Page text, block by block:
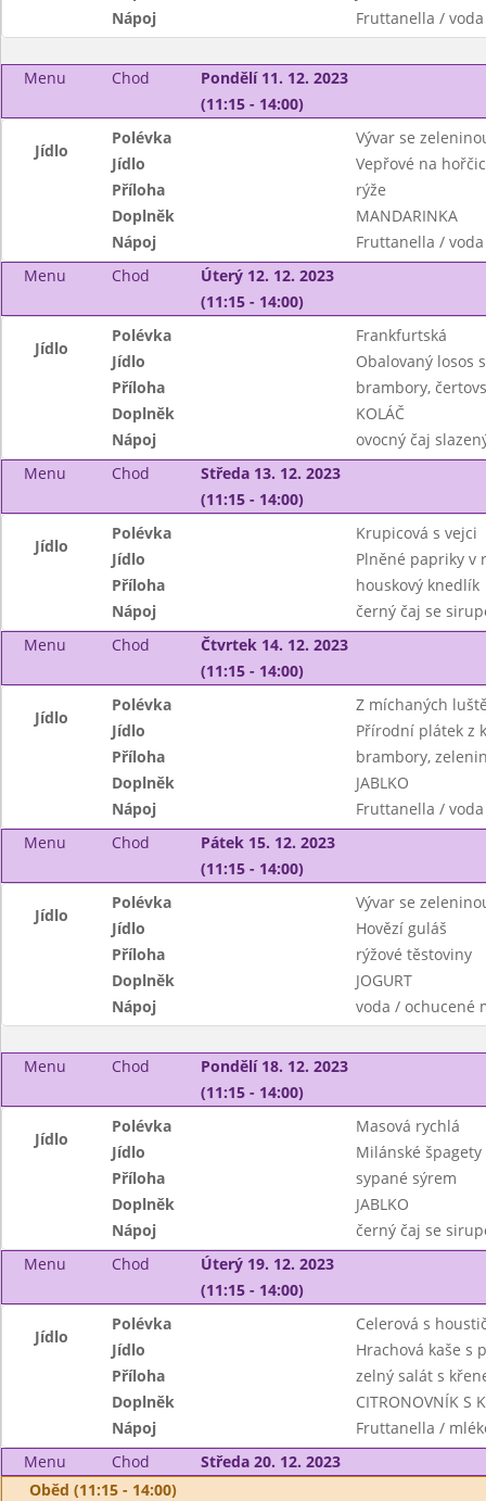
Nápoj
Fruttanella / voda
Menu Chod
Pondělí 11. 12. 2023
(11:15 - 14:00)
Jídlo
Polévka
Vývar se
Jídlo
Vepřové na
Příloha
rýže
Doplněk
MANDARINKA
Nápoj
Fruttanella / voda
Menu
Chod
Úterý 12. 12. 2023
(11:15 - 14:00)
Jídlo
Polévka
Frankfurtská
Jídlo
Obalovaný losos
Příloha
brambory,
Doplněk
KOLÁČ
Nápoj
ovocný čaj
Menu
Chod
Středa 13. 12. 2023
(11:15 - 14:00)
Jídlo
Polévka
Krupicová s vejci
Jídlo
Plněné papriky v
Příloha
houskový knedlík
Nápoj
černý čaj se
Menu
Chod
Čtvrtek 14. 12. 2023
(11:15 - 14:00)
Jídlo
Polévka
Z míchaných
Jídlo
Přírodní plátek z
Příloha
brambory,
Doplněk
JABLKO
Nápoj
Fruttanella / voda
Menu
Chod
Pátek 15. 12. 2023
(11:15 - 14:00)
Jídlo
Polévka
Vývar se
Jídlo
Hovězí guláš
Příloha
rýžové těstoviny
Doplněk
JOGURT
Nápoj
voda / ochucené
Menu Chod
Pondělí 18. 12. 2023
(11:15 - 14:00)
Jídlo
Polévka
Masová rychlá
Jídlo
Milánské
Příloha
sypané sýrem
Doplněk
JABLKO
Nápoj
černý čaj se
Menu
Chod
Úterý 19. 12. 2023
(11:15 - 14:00)
Jídlo
Polévka
Celerová s
Jídlo
Hrachová kaše s
Příloha
zelný salát s
Doplněk
CITRONOVNÍK S
Nápoj
Fruttanella /
Menu
Chod
Středa 20. 12. 2023
Oběd (11:15 - 14:00)